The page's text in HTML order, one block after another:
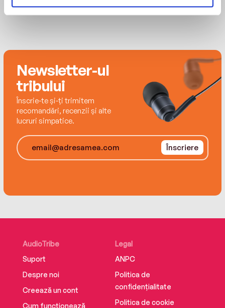
Newsletter-ul
tribului
Înscrie-te și-ți trimitem
recomandări, recenzii și alte
lucruri simpatice.
Înscriere
AudioTribe
Suport
Despre noi
Creează un cont
Cum funcționează
Legal
ANPC
Politica de
confidențialitate
Politica de cookie